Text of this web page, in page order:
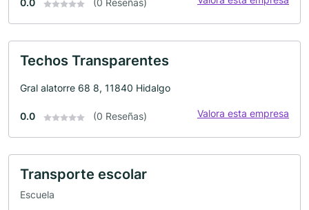
0.0 (0 Reseñas)
Techos Transparentes
Gral alatorre 68 8, 11840 Hidalgo
0.0 (0 Reseñas) Valora esta empresa
Transporte escolar
Escuela